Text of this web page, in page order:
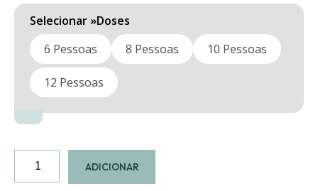
Doses
6 Pessoas
8 Pessoas 10 Pessoas
12 Pessoas
Quantidade
ADICIONAR